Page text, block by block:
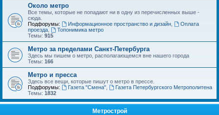
Около метро
Все темы, которые не попадают ни в одну из перечисленных выше -
сюда.
Подфорумы:
Информационное пространство и дизайн,
Оплата
проезда
Топонимика метро
Темы: 915
Метро за пределами Санкт-Петербурга
Здесь мы пишем о метро, располагающемся вне нашего города
Темы: 166
Метро и пресса
Здесь все вещи, которые пишут о метро в прессе.
Подфорумы:
Газета "Смена",
Газета Петербургского Метрополитена
Темы: 1832
Метрострой